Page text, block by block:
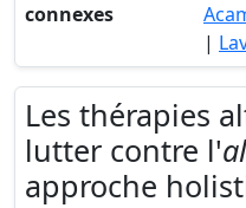
connexes
|
Les thérapies
lutter contre l'
approche